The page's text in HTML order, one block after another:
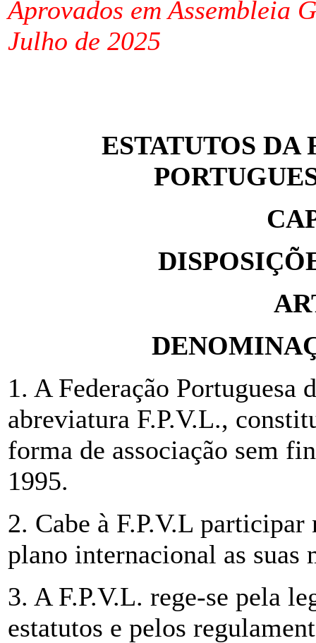
Aprovados em Assembleia
Julho de 2025
ESTATUTOS DA
1. A Federação Portuguesa
abreviatura F.P.V.L.,
forma de associação sem
1995.
2. Cabe à F.P.V.L
plano internacional as suas
3. A F.P.V.L. rege-se pela
estatutos e pelos